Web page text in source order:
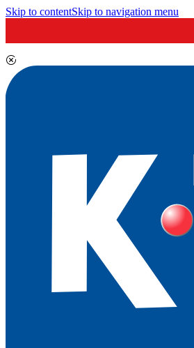
Skip to contentSkip to navigation menu